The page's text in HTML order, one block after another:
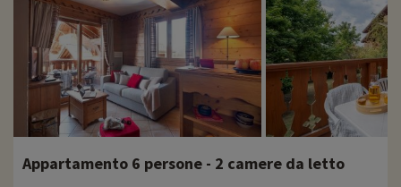
Appartamento 6 persone - 2 camere da letto